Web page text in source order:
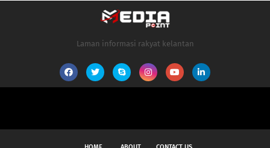
Laman informasi rakyat kelantan